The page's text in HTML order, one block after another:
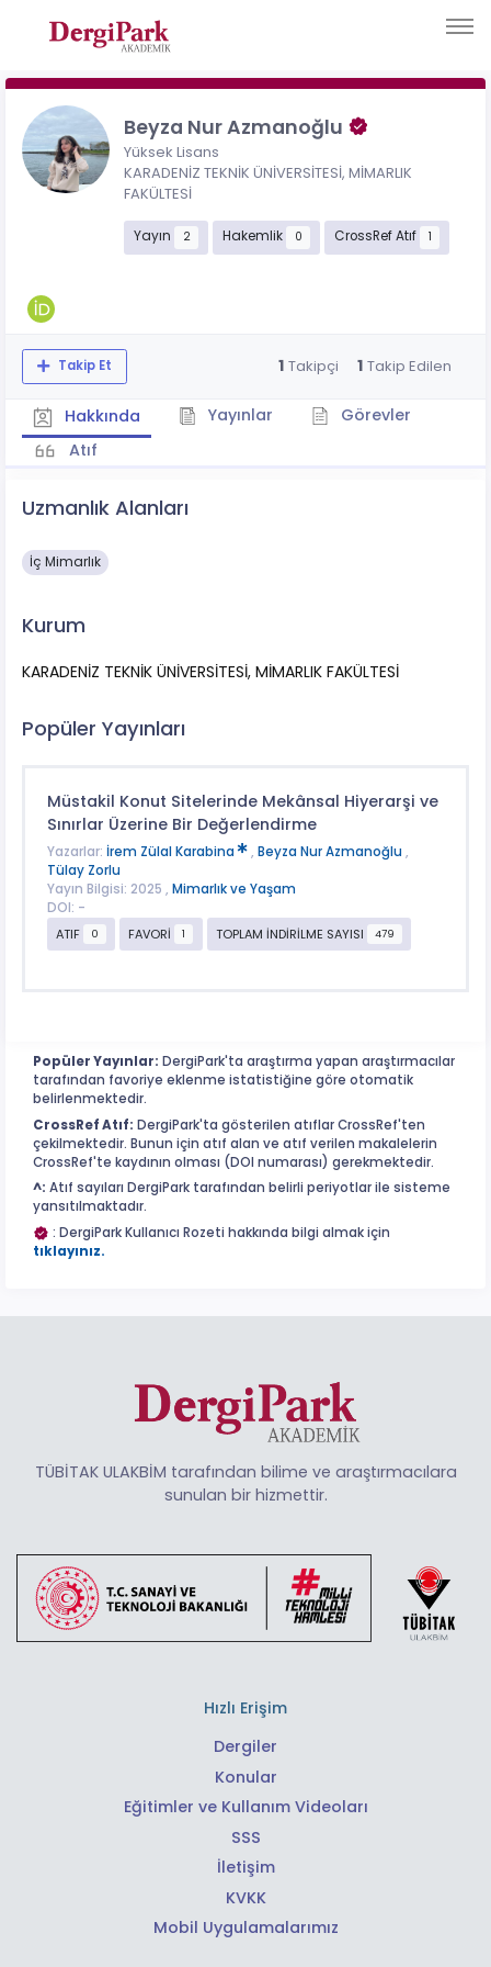
Beyza Nur Azmanoğlu
Yüksek Lisans
KARADENİZ TEKNİK ÜNİVERSİTESİ, MİMARLIK
FAKÜLTESİ
Yayın 2 Hakemlik 0 CrossRef Atıf 1
Takip Et 1 Takipçi 1 Takip Edilen
Hakkında Yayınlar
Görevler
Atıf
Uzmanlık Alanları
İç Mimarlık
Kurum
KARADENİZ TEKNİK ÜNİVERSİTESİ, MİMARLIK FAKÜLTESİ
Popüler Yayınları
Müstakil Konut Sitelerinde Mekânsal Hiyerarşi ve
Sınırlar Üzerine Bir Değerlendirme
Yazarlar: İrem Zülal Karabina , Beyza Nur Azmanoğlu ,
Tülay Zorlu
Yayın Bilgisi: 2025 , Mimarlık ve Yaşam
DOI: -
ATIF
0 FAVORİ 1 TOPLAM İNDİRİLME SAYISI 479
Popüler Yayınlar: DergiPark'ta araştırma yapan araştırmacılar
tarafından favoriye eklenme istatistiğine göre otomatik
belirlenmektedir.
CrossRef Atıf: DergiPark'ta gösterilen atıflar CrossRef'ten
çekilmektedir. Bunun için atıf alan ve atıf verilen makalelerin
CrossRef'te kaydının olması (DOI numarası) gerekmektedir.
^: Atıf sayıları DergiPark tarafından belirli periyotlar ile sisteme
yansıtılmaktadır.
: DergiPark Kullanıcı Rozeti hakkında bilgi almak için
tıklayınız.
TÜBİTAK ULAKBİM tarafından bilime ve araştırmacılara
sunulan bir hizmettir.
Hızlı Erişim
Dergiler
Konular
Eğitimler ve Kullanım Videoları
SSS
İletişim
KVKK
Mobil Uygulamalarımız